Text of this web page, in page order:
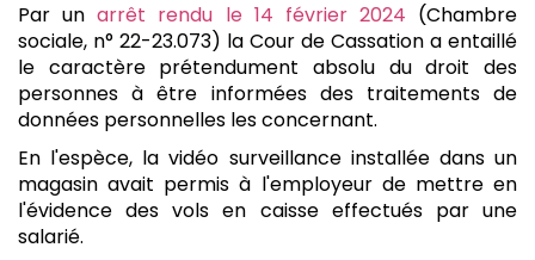
Par unarrêt rendu le 14 février 2024 (Chambre
sociale, n° 22-23.073) la Cour de Cassation a entaillé
le caractère prétendument absolu du droit des
personnes à être informées des traitements de
données personnelles les concernant.
En l'espèce, la vidéo surveillance installée dans un
magasin avait permis à l'employeur de mettre en
l'évidence des vols en caisse effectués par une
salarié.